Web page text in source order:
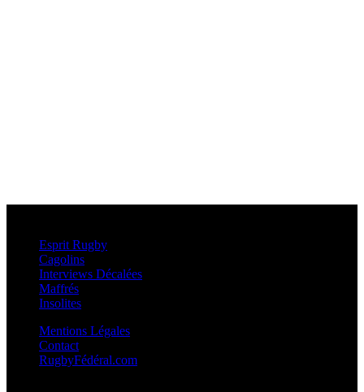
Esprit Rugby
Cagolins
Interviews Décalées
Maffrés
Insolites
Mentions Légales
Contact
RugbyFédéral.com